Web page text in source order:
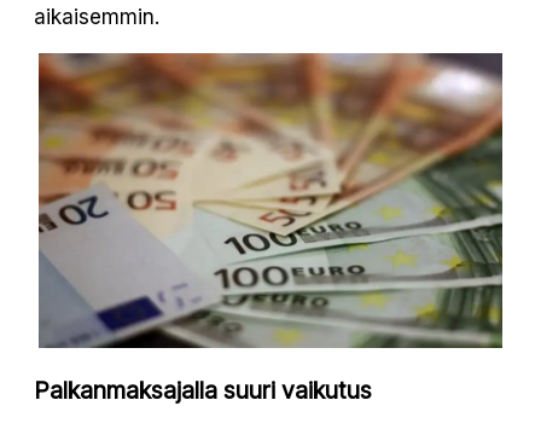
aikaisemmin.
Palkanmaksajalla suuri vaikutus